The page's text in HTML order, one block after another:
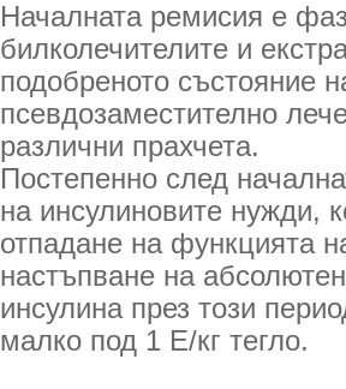
Началната ремисия е
билколечителите и
подобреното състояние
псевдозаместително
различни прахчета.
Постепенно след
на инсулиновите нужди,
отпадане на функцията
настъпване на
инсулина през този
малко под 1 Е/кг тегло.